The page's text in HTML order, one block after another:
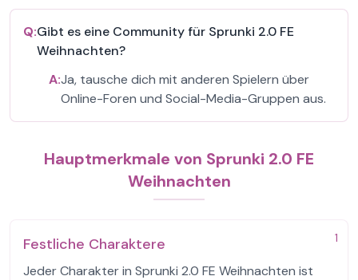
Q:Gibt es eine Community für Sprunki 2.0 FE
Weihnachten?
A:Ja, tausche dich mit anderen Spielern über
Online-Foren und Social-Media-Gruppen aus.
Hauptmerkmale von Sprunki 2.0 FE
Weihnachten
1
Festliche Charaktere
Jeder Charakter in Sprunki 2.0 FE Weihnachten ist